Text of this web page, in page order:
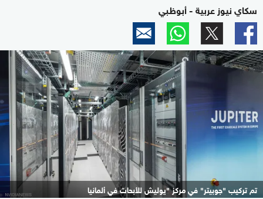
سكاي نيوز عربية - أبوظبي
تم تركيب "جوبيتر" في مركز "يوليش للأبحاث في ألمانيا